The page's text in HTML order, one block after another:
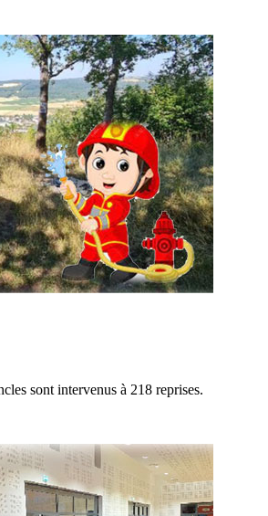
sont intervenus à 218 reprises.